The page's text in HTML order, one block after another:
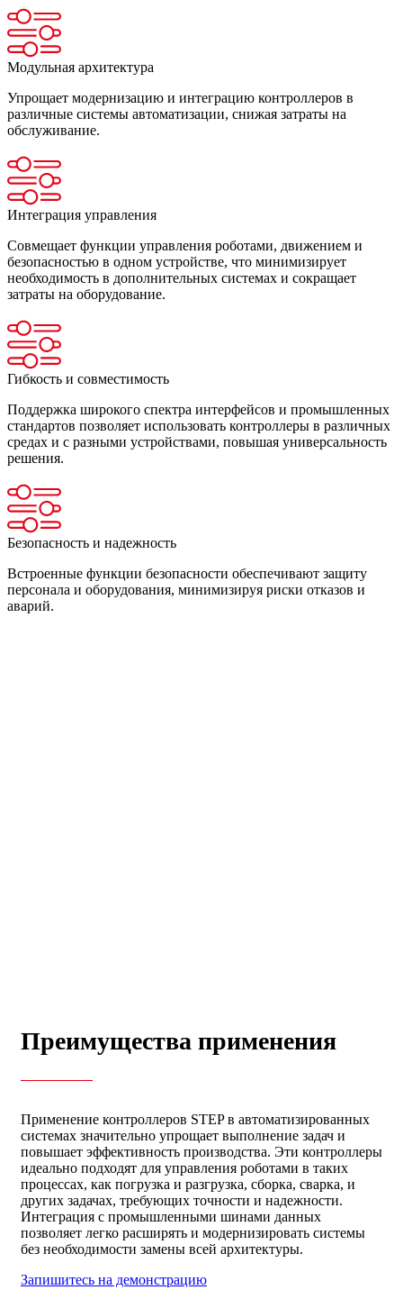
Модульная архитектура
Упрощает модернизацию и интеграцию контроллеров в
различные системы автоматизации, снижая затраты на
обслуживание.
Интеграция управления
Совмещает функции управления роботами, движением и
безопасностью в одном устройстве, что минимизирует
необходимость в дополнительных системах и сокращает
затраты на оборудование.
Гибкость и совместимость
Поддержка широкого спектра интерфейсов и промышленных
стандартов позволяет использовать контроллеры в различных
средах и с разными устройствами, повышая универсальность
решения.
Безопасность и надежность
Встроенные функции безопасности обеспечивают защиту
персонала и оборудования, минимизируя риски отказов и
аварий.
Преимущества применения
Применение контроллеров STEP в автоматизированных
системах значительно упрощает выполнение задач и
повышает эффективность производства. Эти контроллеры
идеально подходят для управления роботами в таких
процессах, как погрузка и разгрузка, сборка, сварка, и
других задачах, требующих точности и надежности.
Интеграция с промышленными шинами данных
позволяет легко расширять и модернизировать системы
без необходимости замены всей архитектуры.
Запишитесь на демонстрацию